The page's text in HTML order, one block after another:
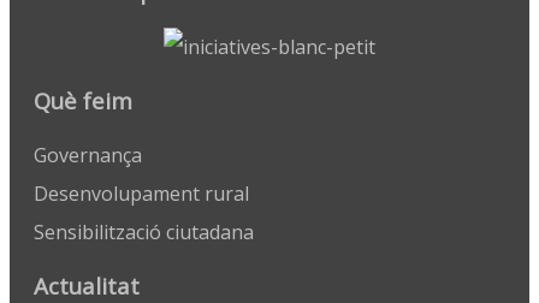
Què feim
Governança
Desenvolupament rural
Sensibilització ciutadana
Actualitat